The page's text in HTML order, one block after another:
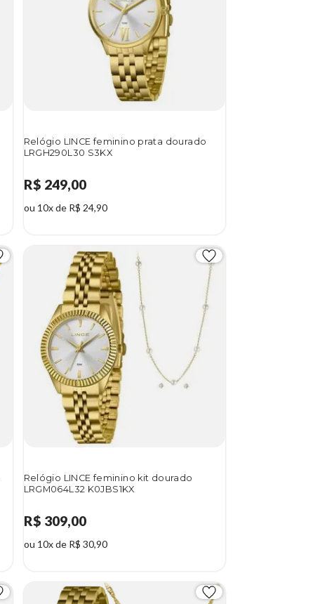
Relógio LINCE feminino prata dourado
LRGH290L30 S3KX
R$ 249,00
ou 10x de R$ 24,90
Relógio LINCE feminino kit dourado
LRGM064L32 K0JBS1KX
R$ 309,00
ou 10x de R$ 30,90